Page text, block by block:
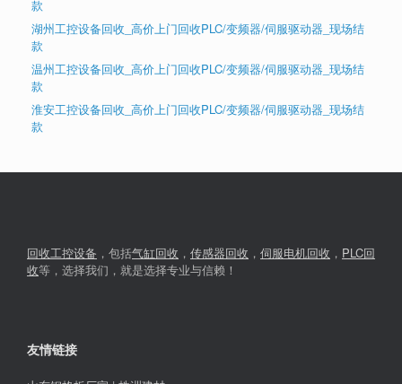
款
湖州工控设备回收_高价上门回收PLC/变频器/伺服驱动器_现场结
款
温州工控设备回收_高价上门回收PLC/变频器/伺服驱动器_现场结
款
淮安工控设备回收_高价上门回收PLC/变频器/伺服驱动器_现场结
款
回收工控设备 ，包括气缸回收 ， 传感器回收 ， 伺服电机回收 ， PLC回
收等，选择我们，就是选择专业与信赖！
友情链接